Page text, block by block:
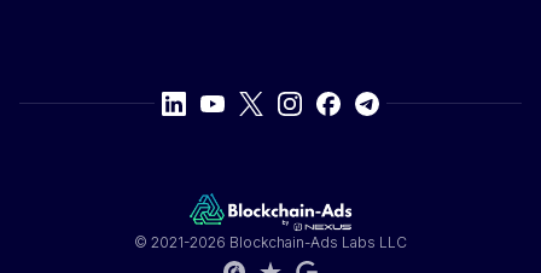
© 2021-2026 Blockchain-Ads Labs LLC